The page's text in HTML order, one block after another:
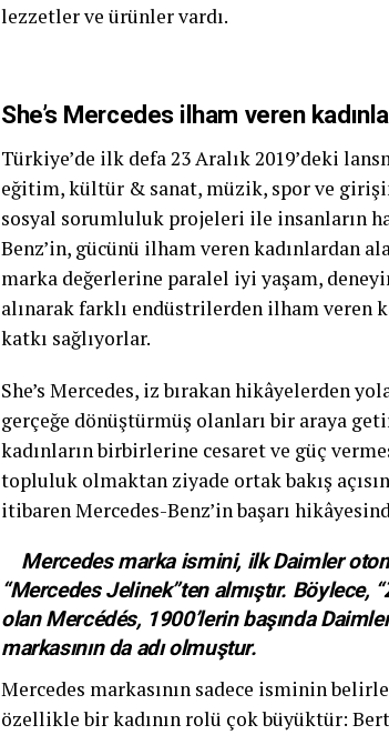
lezzetler ve ürünler vardı.
She’s Mercedes ilham veren
Türkiye’de ilk defa 23 Aralık 2019’deki
eğitim, kültür & sanat, müzik, spor ve
sosyal sorumluluk projeleri ile insanların
Benz’in, gücünü ilham veren kadınlardan
marka değerlerine paralel iyi yaşam,
alınarak farklı endüstrilerden ilham veren
katkı sağlıyorlar.
She’s Mercedes, iz bırakan hikâyelerden
gerçeğe dönüştürmüş olanları bir araya
kadınların birbirlerine cesaret ve güç
topluluk olmaktan ziyade ortak bakış
itibaren Mercedes-Benz’in başarı
Mercedes marka ismini, ilk Daimler
“Mercedes Jelinek”ten almıştır.
olan Mercédés, 1900’lerin başında
markasının da adı olmuştur.
Mercedes markasının sadece isminin
özellikle bir kadının rolü çok büyüktür: